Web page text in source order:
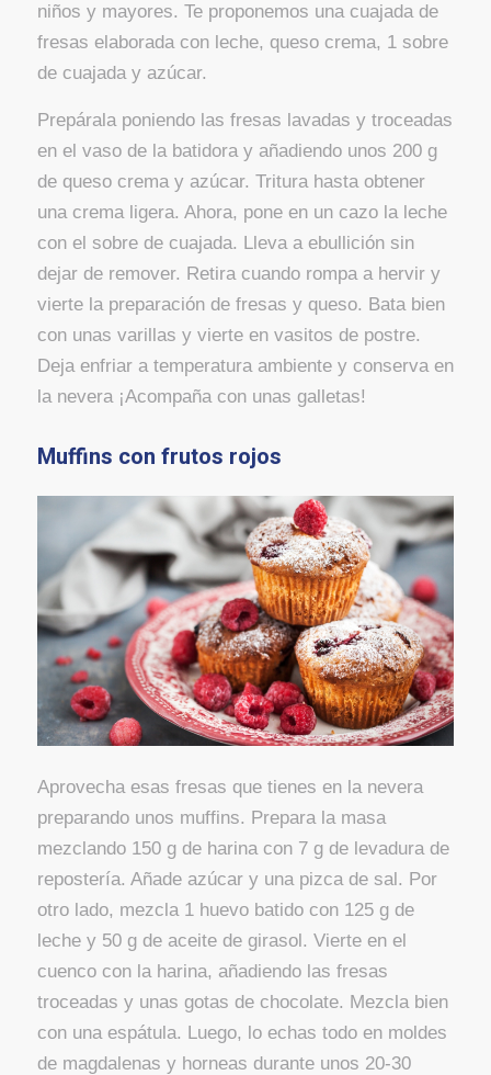
niños y mayores. Te proponemos una cuajada de
fresas elaborada con leche, queso crema, 1 sobre
de cuajada y azúcar.
Prepárala poniendo las fresas lavadas y troceadas
en el vaso de la batidora y añadiendo unos 200 g
de queso crema y azúcar. Tritura hasta obtener
una crema ligera. Ahora, pone en un cazo la leche
con el sobre de cuajada. Lleva a ebullición sin
dejar de remover. Retira cuando rompa a hervir y
vierte la preparación de fresas y queso. Bata bien
con unas varillas y vierte en vasitos de postre.
Deja enfriar a temperatura ambiente y conserva en
la nevera ¡Acompaña con unas galletas!
Muffins con frutos rojos
Aprovecha esas fresas que tienes en la nevera
preparando unos muffins. Prepara la masa
mezclando 150 g de harina con 7 g de levadura de
repostería. Añade azúcar y una pizca de sal. Por
otro lado, mezcla 1 huevo batido con 125 g de
leche y 50 g de aceite de girasol. Vierte en el
cuenco con la harina, añadiendo las fresas
troceadas y unas gotas de chocolate. Mezcla bien
con una espátula. Luego, lo echas todo en moldes
de magdalenas y horneas durante unos 20-30